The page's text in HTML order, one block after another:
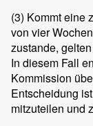
(3) Kommt eine
von vier
zustande,
In diesem Fall
Kommission
Entscheidung
mitzuteilen und